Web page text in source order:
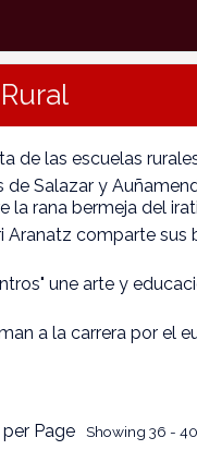
de las escuelas
Salazar y
la rana bermeja del irati
Aranatz comparte sus
une arte y
a la carrera por el
Page Showing 36 -